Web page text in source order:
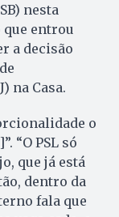
nesta
que entrou
a decisão
na Casa.
o
“O PSL só
que já está
dentro da
fala que